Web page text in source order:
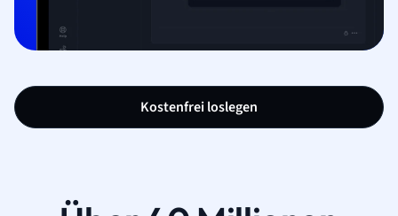
Kostenfrei loslegen